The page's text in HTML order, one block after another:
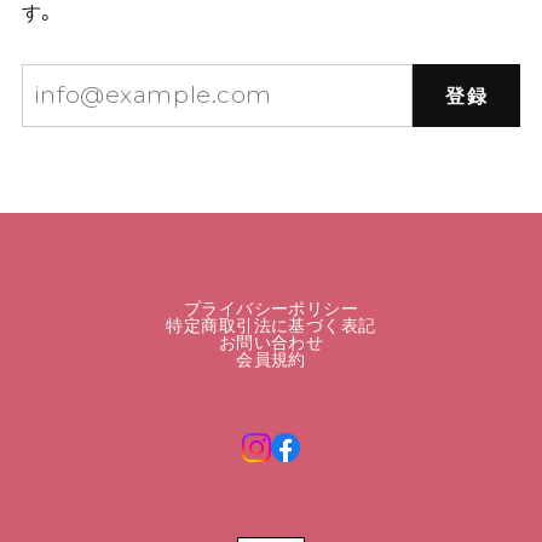
す。
登録
プライバシーポリシー
特定商取引法に基づく表記
お問い合わせ
会員規約